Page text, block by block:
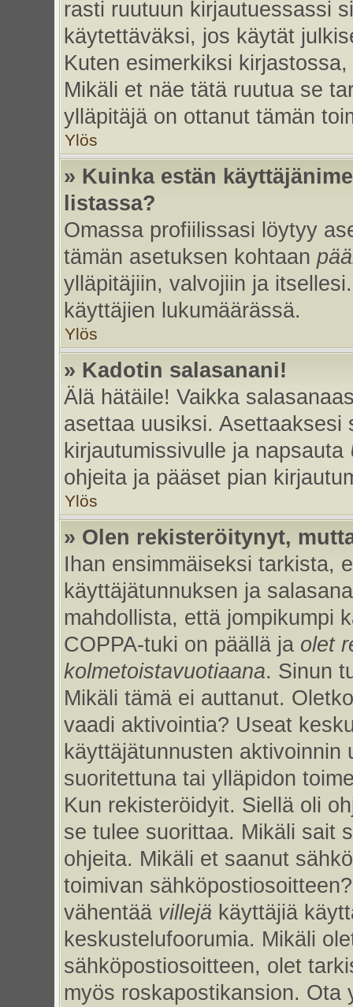
rasti ruutuun kirjautuessassi
käytettäväksi, jos käytät
Kuten esimerkiksi
Mikäli et näe tätä ruutua se
ylläpitäjä on ottanut tämän
Ylös
» Kuinka estän
listassa?
Omassa profiilissasi löytyy
tämän asetuksen kohtaan
ylläpitäjiin, valvojiin ja
käyttäjien lukumäärässä.
Ylös
» Kadotin salasanani!
Älä hätäile! Vaikka
asettaa uusiksi. Asettaaksesi
kirjautumissivulle ja napsauta
ohjeita ja pääset pian
Ylös
» Olen rekisteröitynyt,
Ihan ensimmäiseksi tarkista,
käyttäjätunnuksen ja
mahdollista, että jompikumpi
COPPA-tuki on päällä ja olet
kolmetoistavuotiaana. Sinun
Mikäli tämä ei auttanut.
vaadi aktivointia? Useat
käyttäjätunnusten
suoritettuna tai ylläpidon
Kun rekisteröidyit. Siellä oli
se tulee suorittaa. Mikäli sait
ohjeita. Mikäli et saanut
toimivan
vähentää villejä käyttäjiä
keskustelufoorumia. Mikäli
sähköpostiosoitteen, olet
myös roskapostikansion. Ota